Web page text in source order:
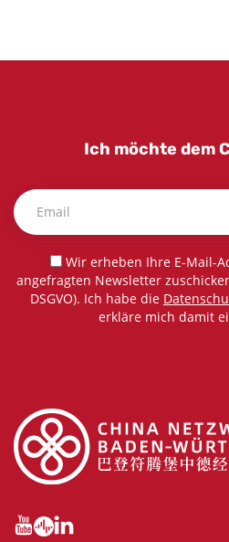
Ich möchte dem
Wir erheben Ihre E-Mail-
angefragten Newsletter
DSGVO). Ich habe die
erkläre mich damit